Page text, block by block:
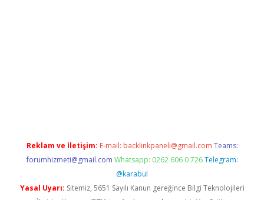
Reklam ve İletişim: E-mail: backlinkpaneli@gmail.com Teams:
forumhizmeti@gmail.com Whatsapp: 0262 606 0 726 Telegram:
@karabul
Yasal Uyarı: Sitemiz, 5651 Sayılı Kanun gereğince Bilgi Teknolojileri